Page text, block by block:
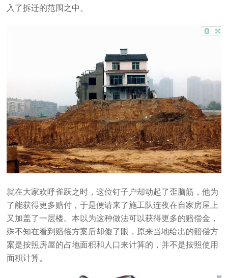
入了拆迁的范围之中。
就在大家欢呼雀跃之时，这位钉子户却动起了歪脑筋，他为
了能获得更多赔付，于是便请来了施工队连夜在自家房屋上
又加盖了一层楼。本以为这种做法可以获得更多的赔偿金，
殊不知在看到赔偿方案后却傻了眼，原来当地给出的赔偿方
案是按照房屋的占地面积和人口来计算的，并不是按照使用
面积计算。